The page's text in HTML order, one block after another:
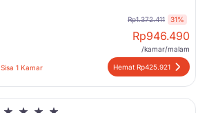
Rp1.372.411 31%
Rp946.490
/kamar/malam
Sisa 1 Kamar Hemat Rp425.921